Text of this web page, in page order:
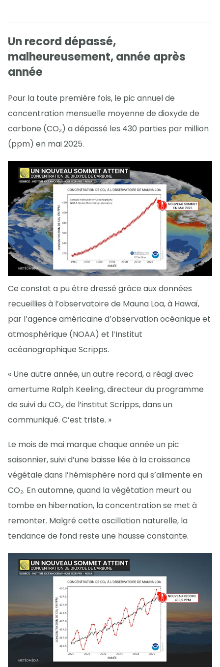
Un record dépassé,
malheureusement, année après
année
Pour la toute première fois, le pic annuel de
concentration mensuelle moyenne de dioxyde de
carbone (CO₂) a dépassé les 430 parties par million
(ppm) en mai 2025.
Ce constat a pu être dressé grâce aux données
recueillies à l’observatoire de Mauna Loa, à Hawaï,
par l’agence américaine d’observation océanique et
atmosphérique (NOAA) et l’Institut
océanographique Scripps.
« Une autre année, un autre record, a réagi avec
amertume Ralph Keeling, directeur du programme
de suivi du CO₂ de l’institut Scripps, dans un
communiqué. C’est triste. »
Le mois de mai marque chaque année un pic
saisonnier, suivi d’une baisse liée à la croissance
végétale dans l’hémisphère nord qui s’alimente en
CO₂. En automne, quand la végétation meurt ou
tombe en hibernation, la concentration se met à
remonter. Malgré cette oscillation naturelle, la
tendance de fond reste une hausse constante.